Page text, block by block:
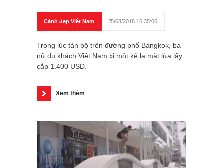
Cảnh đẹp Việt Nam 25/08/2018 16:35:06
Trong lúc tản bộ trên đường phố Bangkok, ba
nữ du khách Việt Nam bị một kẻ lạ mặt lừa lấy
cắp 1.400 USD.
Xem thêm